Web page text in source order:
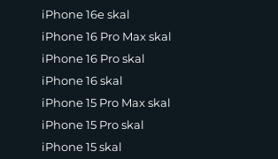
iPhone 16e skal
iPhone 16 Pro Max skal
iPhone 16 Pro skal
iPhone 16 skal
iPhone 15 Pro Max skal
iPhone 15 Pro skal
iPhone 15 skal